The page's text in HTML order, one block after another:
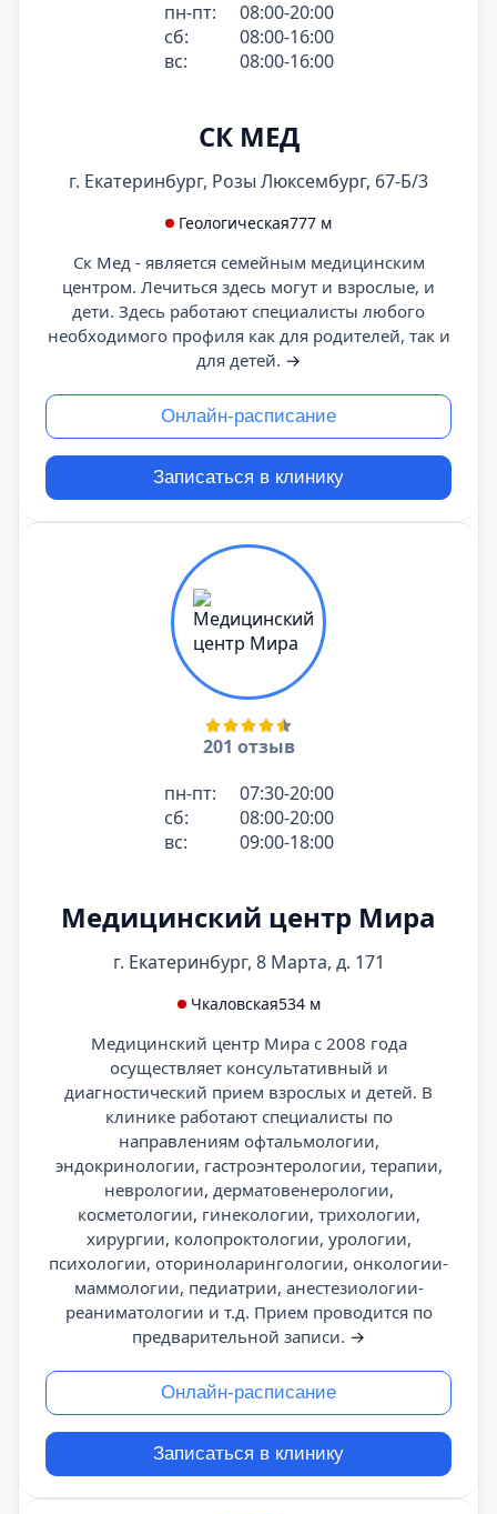
пн-пт:
08:00-20:00
сб:
08:00-16:00
вс:
08:00-16:00
СК МЕД
г. Екатеринбург, Розы Люксембург, 67-Б/3
Геологическая777 м
Ск Мед - является семейным медицинским
центром. Лечиться здесь могут и взрослые, и
дети. Здесь работают специалисты любого
необходимого профиля как для родителей, так и
для детей. →
Онлайн-расписание
Записаться в клинику
201 отзыв
пн-пт:
07:30-20:00
сб:
08:00-20:00
вс:
09:00-18:00
Медицинский центр Мира
г. Екатеринбург, 8 Марта, д. 171
Чкаловская534 м
Медицинский центр Мира с 2008 года
осуществляет консультативный и
диагностический прием взрослых и детей. В
клинике работают специалисты по
направлениям офтальмологии,
эндокринологии, гастроэнтерологии, терапии,
неврологии, дерматовенерологии,
косметологии, гинекологии, трихологии,
хирургии, колопроктологии, урологии,
психологии, оториноларингологии, онкологии-
маммологии, педиатрии, анестезиологии-
реаниматологии и т.д. Прием проводится по
предварительной записи. →
Онлайн-расписание
Записаться в клинику